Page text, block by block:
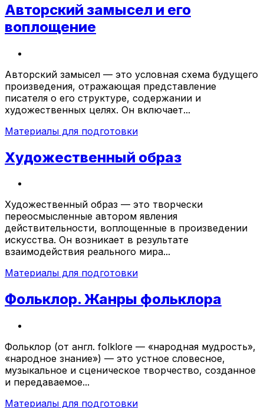
Авторский замысел и его
воплощение
Авторский замысел — это условная схема будущего
произведения, отражающая представление
писателя о его структуре, содержании и
художественных целях. Он включает...
Материалы для подготовки
Художественный образ
Художественный образ — это творчески
переосмысленные автором явления
действительности, воплощенные в произведении
искусства. Он возникает в результате
взаимодействия реального мира...
Материалы для подготовки
Фольклор. Жанры фольклора
Фольклор (от англ. folklore — «народная мудрость»,
«народное знание») — это устное словесное,
музыкальное и сценическое творчество, созданное
и передаваемое...
Материалы для подготовки